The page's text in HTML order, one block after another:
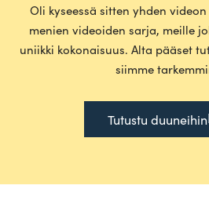
Oli kyseessä sitten yhden
menien videoiden sarja, meille
uniikki koko­naisuus. Alta pääset
siimme
Tutustu duu­neihin